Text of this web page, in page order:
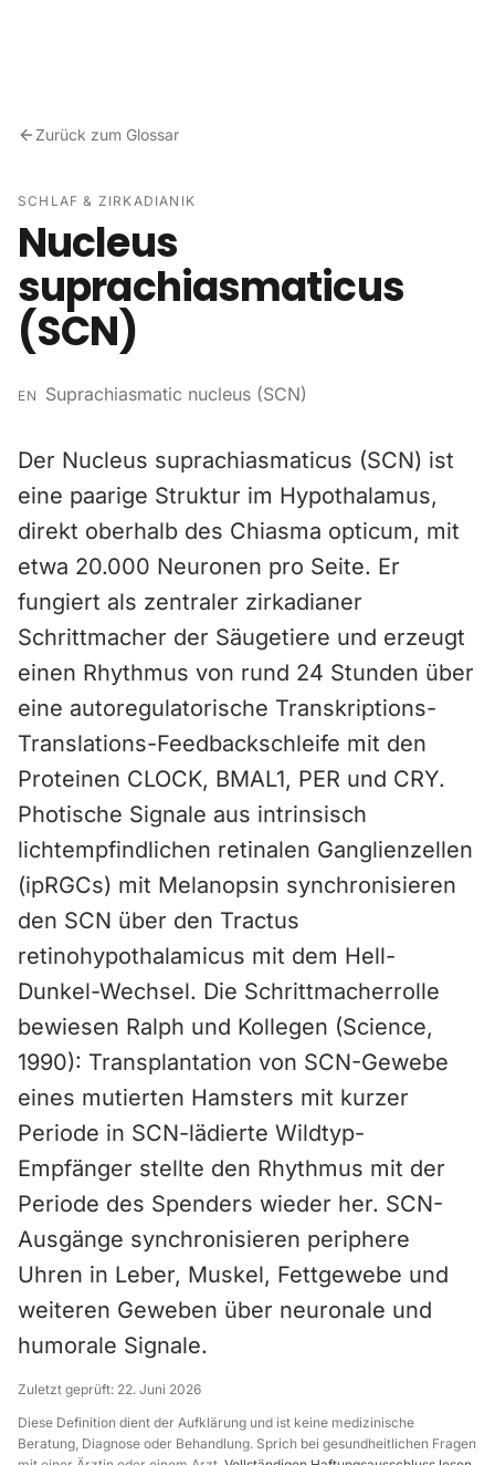
Zurück zum Glossar
SCHLAF & ZIRKADIANIK
Nucleus
suprachiasmaticus
(SCN)
EN Suprachiasmatic nucleus (SCN)
Der Nucleus suprachiasmaticus (SCN) ist
eine paarige Struktur im Hypothalamus,
direkt oberhalb des Chiasma opticum, mit
etwa 20.000 Neuronen pro Seite. Er
fungiert als zentraler zirkadianer
Schrittmacher der Säugetiere und erzeugt
einen Rhythmus von rund 24 Stunden über
eine autoregulatorische Transkriptions-
Translations-Feedbackschleife mit den
Proteinen CLOCK, BMAL1, PER und CRY.
Photische Signale aus intrinsisch
lichtempfindlichen retinalen Ganglienzellen
(ipRGCs) mit Melanopsin synchronisieren
den SCN über den Tractus
retinohypothalamicus mit dem Hell-
Dunkel-Wechsel. Die Schrittmacherrolle
bewiesen Ralph und Kollegen (Science,
1990): Transplantation von SCN-Gewebe
eines mutierten Hamsters mit kurzer
Periode in SCN-lädierte Wildtyp-
Empfänger stellte den Rhythmus mit der
Periode des Spenders wieder her. SCN-
Ausgänge synchronisieren periphere
Uhren in Leber, Muskel, Fettgewebe und
weiteren Geweben über neuronale und
humorale Signale.
Zuletzt geprüft: 22. Juni 2026
Diese Definition dient der Aufklärung und ist keine medizinische
Beratung, Diagnose oder Behandlung. Sprich bei gesundheitlichen Fragen